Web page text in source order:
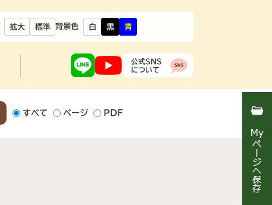
拡大 標準 背景色 白 黒 青
公式SNS
について
すべて ページ PDF